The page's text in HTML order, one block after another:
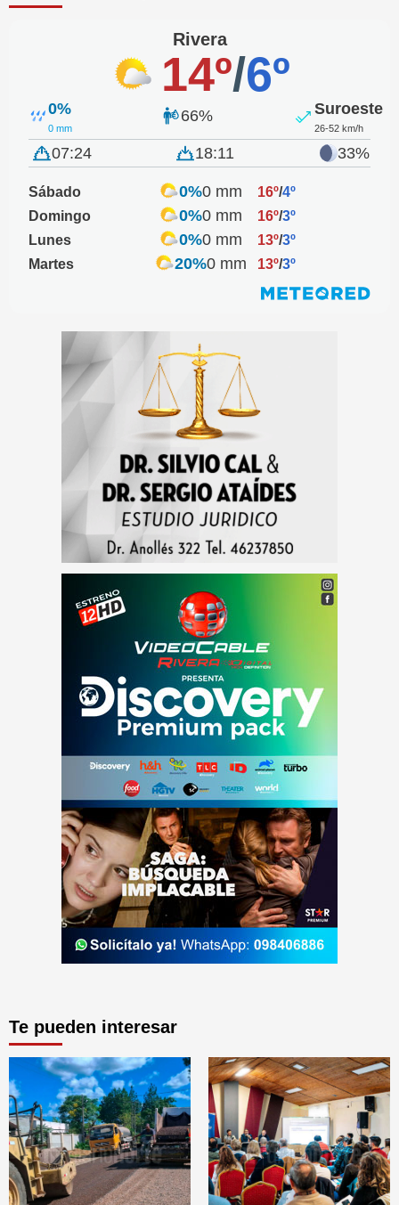
Rivera
14º/6º
0%
0 mm
66% Suroeste
26-52 km/h
07:24 18:11 33%
Sábado 0%0 mm 16º/4º
Domingo
0%0 mm 16º/3º
Lunes
0%0 mm 13º/3º
Martes
20%0 mm 13º/3º
Te pueden interesar